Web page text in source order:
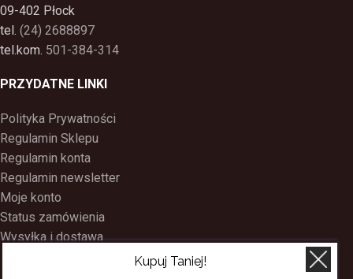
09-402 Płock
tel. (24) 2688897
tel.kom. 501-384-314
PRZYDATNE LINKI
Polityka Prywatności
Regulamin Sklepu
Regulamin konta
Regulamin newsletter
Moje konto
Status zamówienia
Wysyłka i dostawa
Kupuj Taniej!